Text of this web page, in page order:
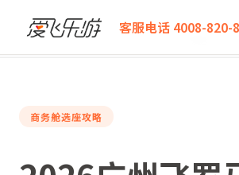
客服电话 4008-820-
爱飞乐游
2026广州飞罗马商务舱怎么选？详细座位舒
商务舱选座攻略